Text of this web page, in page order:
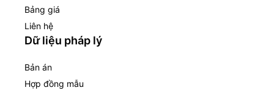
Bảng giá
Liên hệ
Dữ liệu pháp lý
Bản án
Hợp đồng mẫu